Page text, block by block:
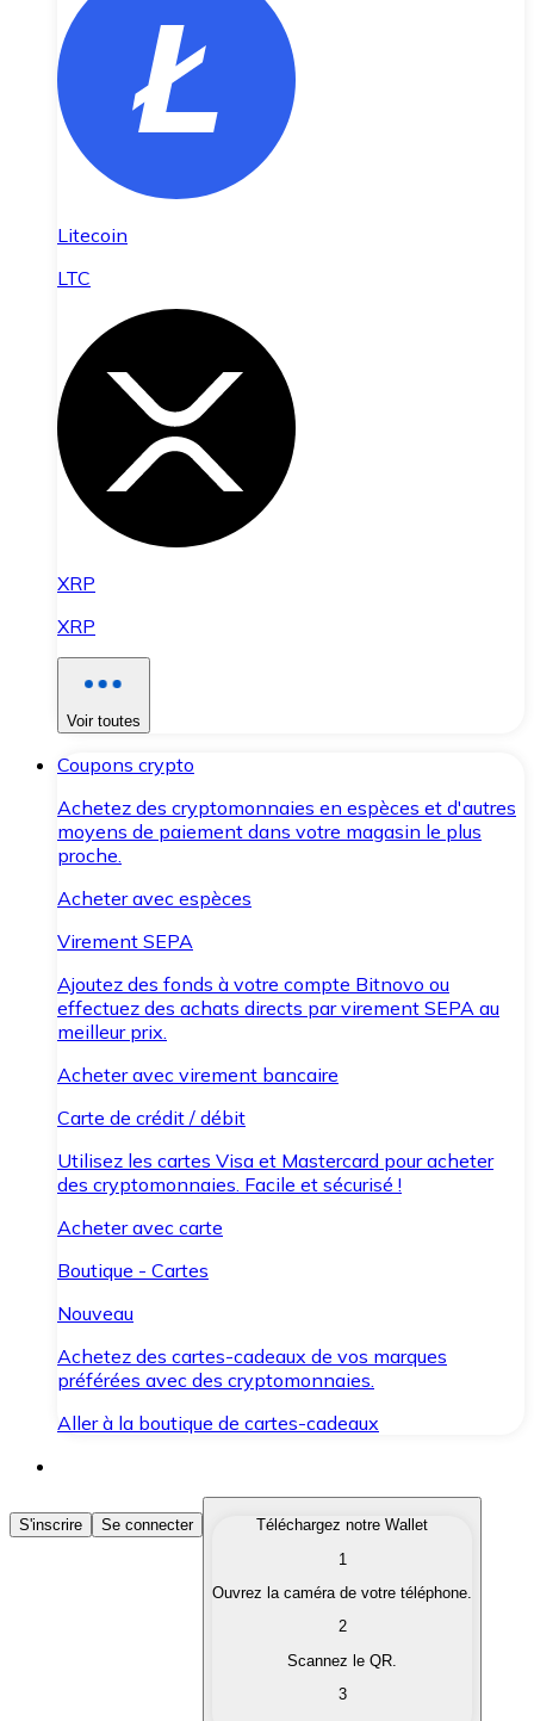
Litecoin
LTC
XRP
XRP
Voir toutes
Coupons crypto
Achetez des cryptomonnaies en espèces et d'autres
moyens de paiement dans votre magasin le plus
proche.
Acheter avec espèces
Virement SEPA
Ajoutez des fonds à votre compte Bitnovo ou
effectuez des achats directs par virement SEPA au
meilleur prix.
Acheter avec virement bancaire
Carte de crédit / débit
Utilisez les cartes Visa et Mastercard pour acheter
des cryptomonnaies. Facile et sécurisé !
Acheter avec carte
Boutique - Cartes
Nouveau
Achetez des cartes-cadeaux de vos marques
préférées avec des cryptomonnaies.
Aller à la boutique de cartes-cadeaux
Acheter des Cryptomonnaies
Achetez les cryptomonnaies qui vous intéressent
Convertissez vos cryptomonnaies en monnaie
S'inscrire Se connecter
Téléchargez notre Wallet
1
Ouvrez la caméra de votre téléphone.
2
Scannez le QR.
3